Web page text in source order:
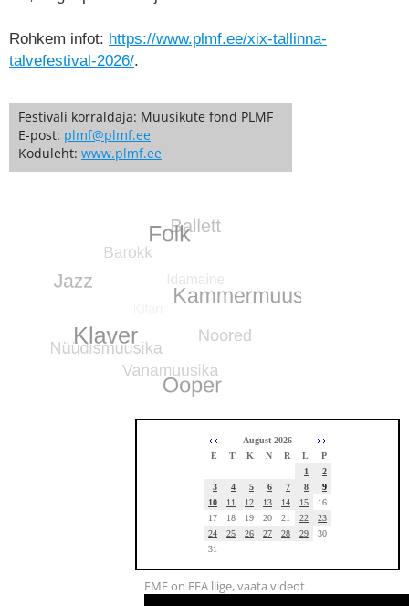
Rohkem infot: https://www.plmf.ee/xix-tallinna-
talvefestival-2026/.
Festivali korraldaja: Muusikute fond PLMF
E-post: plmf@plmf.ee
Koduleht: www.plmf.ee
August 2026
E
T K N R L
P
1
2
3
4 5 6 7 8
9
10
11 12 13 14 15
16
17
18 19 20 21 22
23
24
25 26 27 28 29
30
31
EMF on EFA liige, vaata videot